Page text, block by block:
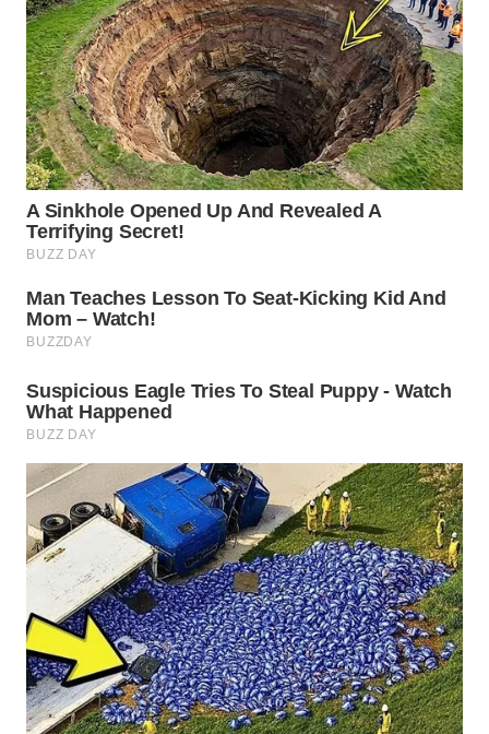
WN
TAPANULI
UTARA
WN
SAMOSIR
WN
PADANG
LAWAS
WN
SUMEDANG
CIANJUR
KEPULAUAN
SERIBU
WN
TANGERANG
WN
BINJAI
WN